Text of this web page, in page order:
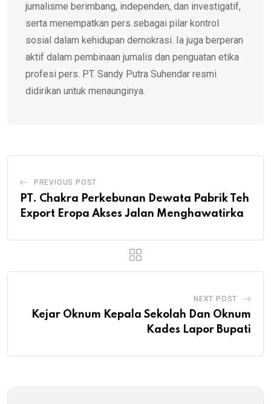
jurnalisme berimbang, independen, dan investigatif,
serta menempatkan pers sebagai pilar kontrol
sosial dalam kehidupan demokrasi. Ia juga berperan
aktif dalam pembinaan jurnalis dan penguatan etika
profesi pers. PT. Sandy Putra Suhendar resmi
didirikan untuk menaunginya.
PREVIOUS POST
PT. Chakra Perkebunan Dewata Pabrik Teh
Export Eropa Akses Jalan Menghawatirka
NEXT POST
Kejar Oknum Kepala Sekolah Dan Oknum
Kades Lapor Bupati